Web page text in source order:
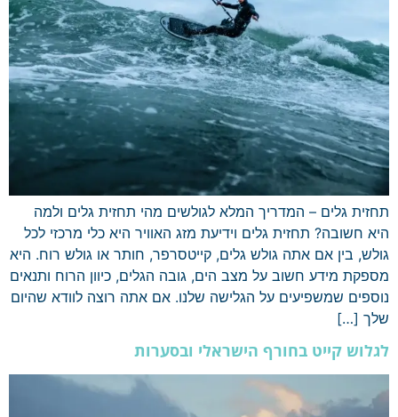
תחזית גלים – המדריך המלא לגולשים מהי תחזית גלים ולמה
היא חשובה? תחזית גלים וידיעת מזג האוויר היא כלי מרכזי לכל
גולש, בין אם אתה גולש גלים, קייטסרפר, חותר או גולש רוח. היא
מספקת מידע חשוב על מצב הים, גובה הגלים, כיוון הרוח ותנאים
נוספים שמשפיעים על הגלישה שלנו. אם אתה רוצה לוודא שהיום
שלך […]
לגלוש קייט בחורף הישראלי ובסערות